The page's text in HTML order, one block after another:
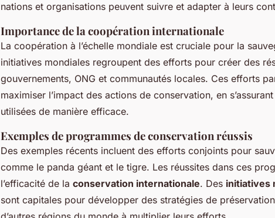
nations et organisations peuvent suivre et adapter à leurs
Importance de la coopération internationale
La coopération à l’échelle mondiale est cruciale pour la
initiatives mondiales regroupent des efforts pour créer des
gouvernements, ONG et communautés locales. Ces efforts
maximiser l’impact des actions de conservation, en
utilisées de manière efficace.
Exemples de programmes de conservation réussis
Des exemples récents incluent des efforts conjoints pour
comme le panda géant et le tigre. Les réussites dans ces
l’efficacité de la conservation internationale. Des initiatives
sont capitales pour développer des stratégies de